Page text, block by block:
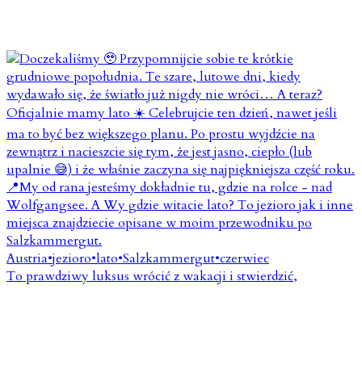
To prawdziwy luksus wrócić z wakacji i stwierdzić,